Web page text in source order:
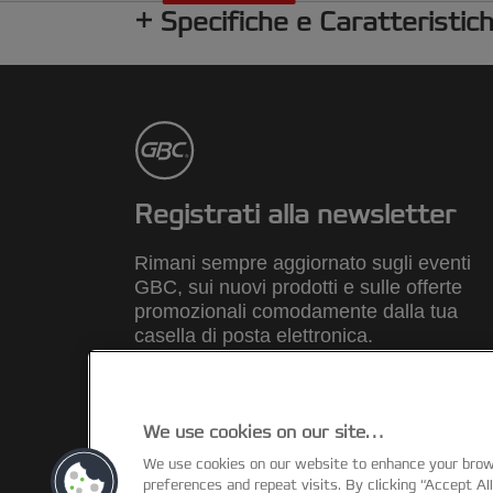
Specifiche e
Registrati alla newsletter
Rimani sempre aggiornato sugli eventi
GBC, sui nuovi prodotti e sulle offerte
promozionali comodamente dalla tua
casella di posta elettronica.
©2026 ACCO Brands
We use cookies on our site…
We use cookies on our website to enhance your
preferences and repeat visits. By clicking “Accept